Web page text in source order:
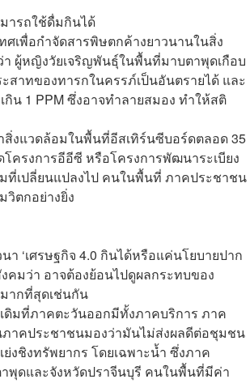
ารถใช้ดื่มกินได้
เพื่อกำจัดสารพิษตกค้างยาวนานในสิ่ง
า ผู้หญิงวัยเจริญพันธุ์ในพื้นที่มาบตาพุดเกือบ
สาทของทารกในครรภ์เป็นอันตรายได้ และ
น 1 PPM ซึ่งอาจทำลายสมอง ทำให้สติ
งแวดล้อมในพื้นที่อีสเทิร์นซีบอร์ดตลอด 35
ครงการอีอีซี หรือโครงการพัฒนาระเบียง
ที่เปลี่ยนแปลงไป คนในพื้นที่ ภาคประชาชน
วิตกอย่างยิ่ง
‘เศรษฐกิจ 4.0 กินได้หรือแค่นโยบายปาก
คมว่า อาจต้องย้อนไปดูผลกระทบของ
ากที่สุดเช่นกัน
ดิมที่ภาคตะวันออกมีทั้งภาคบริการ ภาค
ภาคประชาชนมองว่ามันไม่ส่งผลดีต่อชุมชน
ชิงทรัพยากร โดยเฉพาะน้ำ ซึ่งภาค
พุดและจังหวัดปราจีนบุรี คนในพื้นที่มีค่า